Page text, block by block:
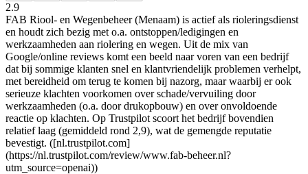
2.9
FAB Riool- en Wegenbeheer (Menaam) is actief als rioleringsdienst
en houdt zich bezig met o.a. ontstoppen/ledigingen en
werkzaamheden aan riolering en wegen. Uit de mix van
Google/online reviews komt een beeld naar voren van een bedrijf
dat bij sommige klanten snel en klantvriendelijk problemen verhelpt,
met bereidheid om terug te komen bij nazorg, maar waarbij er ook
serieuze klachten voorkomen over schade/vervuiling door
werkzaamheden (o.a. door drukopbouw) en over onvoldoende
reactie op klachten. Op Trustpilot scoort het bedrijf bovendien
relatief laag (gemiddeld rond 2,9), wat de gemengde reputatie
bevestigt. ([nl.trustpilot.com]
(https://nl.trustpilot.com/review/www.fab-beheer.nl?
utm_source=openai))